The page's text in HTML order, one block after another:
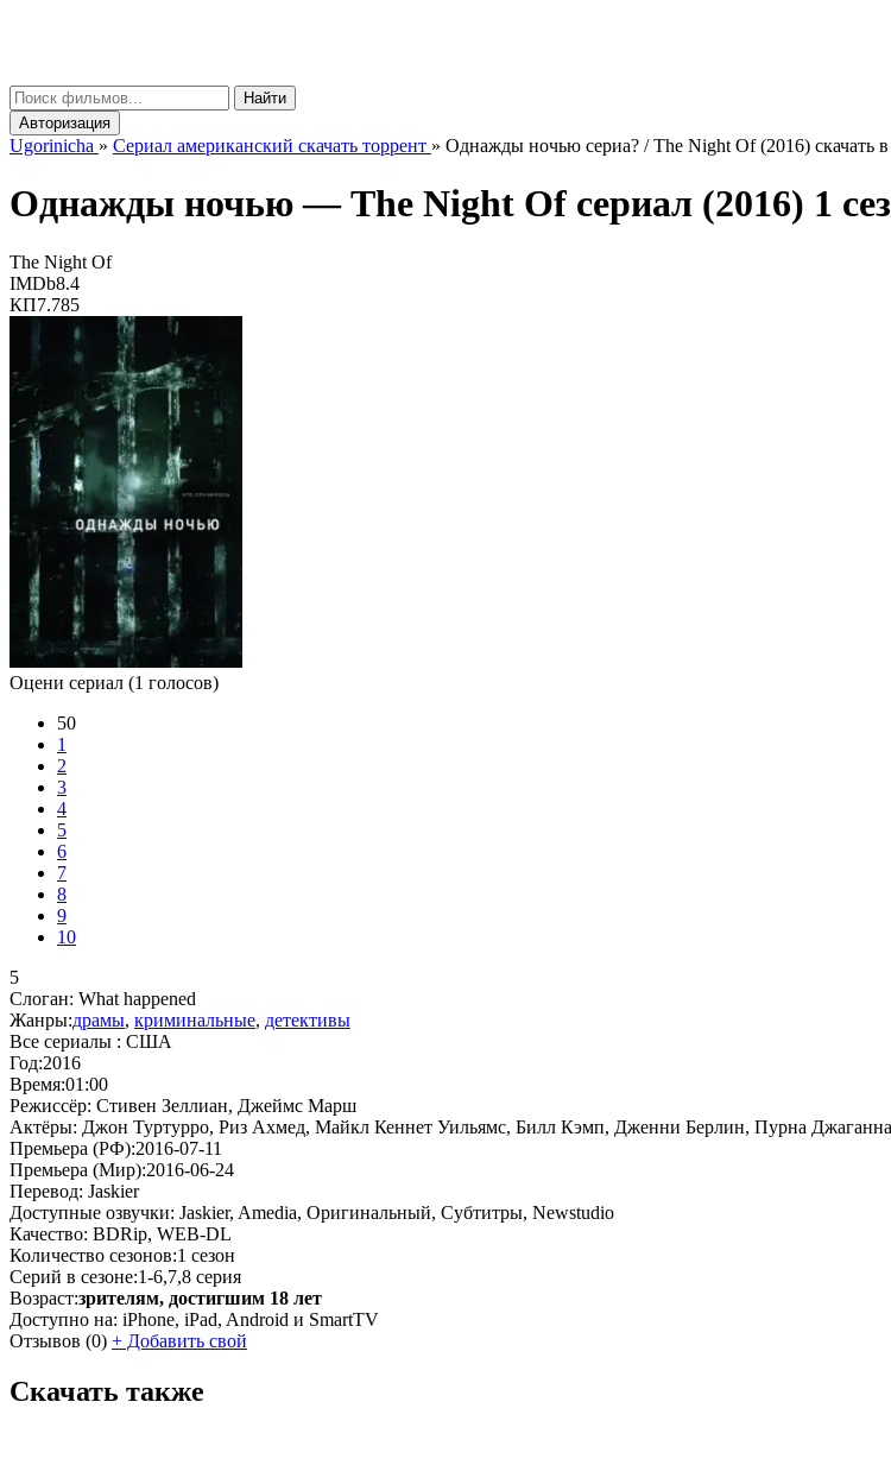
Найти
Авторизация
Ugorinicha » Сериал американский скачать торрент » Однажды ночью сериа? / The Night Of (2016) скачать в
Однажды ночью —The Night Of сериал (2016) 1
The Night Of
IMDb8.4
КП7.785
Оцени сериал (1 голосов)
50
1
2
3
4
5
6
7
8
9
10
5
Слоган: What happened
Жанры:драмы, криминальные, детективы
Все сериалы : США
Год:2016
Время:01:00
Режиссёр: Стивен Зеллиан, Джеймс Марш
Актёры: Джон Туртурро, Риз Ахмед, Майкл Кеннет Уильямс, Билл Кэмп, Дженни Берлин, Пурна
Премьера (РФ):2016-07-11
Премьера (Мир):2016-06-24
Перевод: Jaskier
Доступные озвучки: Jaskier, Amedia, Оригинальный, Субтитры, Newstudio
Качество: BDRip, WEB-DL
Количество сезонов:1 сезон
Серий в сезоне:1-6,7,8 серия
Возраст:зрителям, достигшим 18 лет
Доступно на: iPhone, iPad, Android и SmartTV
Отзывов (0) + Добавить свой
Скачать также